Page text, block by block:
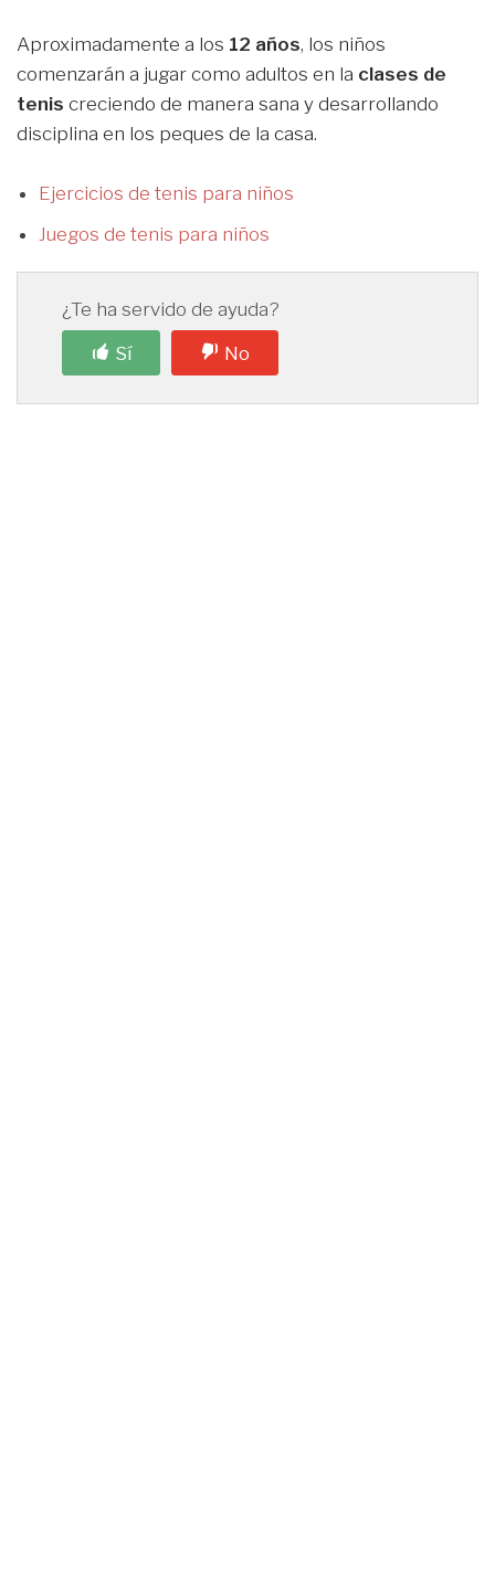
Aproximadamente a los 12 años, los niños
comenzarán a jugar como adultos en la clases de
tenis creciendo de manera sana y desarrollando
disciplina en los peques de la casa.
Ejercicios de tenis para niños
Juegos de tenis para niños
¿Te ha servido de ayuda?
Sí
No